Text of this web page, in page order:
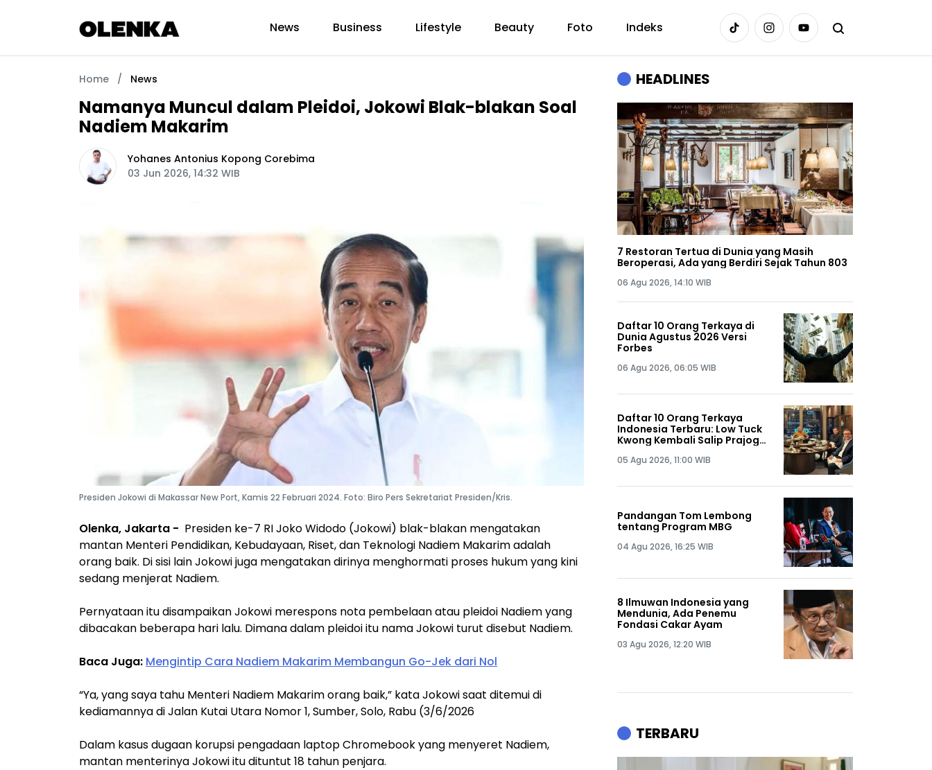
News Business Lifestyle Beauty Foto Indeks
Home / News
Namanya Muncul dalam Pleidoi, Jokowi Blak-blakan Soal
Nadiem Makarim
Yohanes Antonius Kopong Corebima
03 Jun 2026, 14:32 WIB
Presiden Jokowi di Makassar New Port, Kamis 22 Februari 2024. Foto: Biro Pers Sekretariat Presiden/Kris.
Olenka, Jakarta - Presiden ke-7 RI Joko Widodo (Jokowi) blak-blakan mengatakan
mantan Menteri Pendidikan, Kebudayaan, Riset, dan Teknologi Nadiem Makarim adalah
orang baik. Di sisi lain Jokowi juga mengatakan dirinya menghormati proses hukum yang kini
sedang menjerat Nadiem.
Pernyataan itu disampaikan Jokowi merespons nota pembelaan atau pleidoi Nadiem yang
dibacakan beberapa hari lalu. Dimana dalam pleidoi itu nama Jokowi turut disebut Nadiem.
Baca Juga: Mengintip Cara Nadiem Makarim Membangun Go-Jek dari Nol
“Ya, yang saya tahu Menteri Nadiem Makarim orang baik,” kata Jokowi saat ditemui di
kediamannya di Jalan Kutai Utara Nomor 1, Sumber, Solo, Rabu (3/6/2026
Dalam kasus dugaan korupsi pengadaan laptop Chromebook yang menyeret Nadiem,
mantan menterinya Jokowi itu dituntut 18 tahun penjara.
HEADLINES
7 Restoran Tertua di Dunia yang Masih
Beroperasi, Ada yang Berdiri Sejak Tahun 803
06 Agu 2026, 14:10 WIB
Daftar 10 Orang Terkaya di
Dunia Agustus 2026 Versi
Forbes
06 Agu 2026, 06:05 WIB
Daftar 10 Orang Terkaya
Indonesia Terbaru: Low Tuck
Kwong Kembali Salip Prajogo
05 Agu 2026, 11:00 WIB
Pandangan Tom Lembong
tentang Program MBG
04 Agu 2026, 16:25 WIB
8 Ilmuwan Indonesia yang
Mendunia, Ada Penemu
Fondasi Cakar Ayam
03 Agu 2026, 12:20 WIB
TERBARU